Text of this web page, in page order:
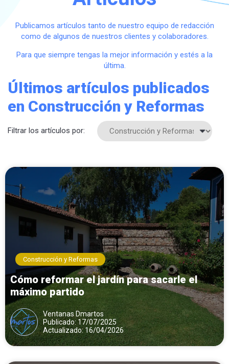
Publicamos artículos tanto de nuestro equipo de redacción
como de algunos de nuestros clientes y colaboradores.
Para que siempre tengas la mejor información y estés a la
última.
Últimos artículos publicados
en Construcción y Reformas
Filtrar los artículos por:
Construcción y Reformas
Cómo reformar el jardín para sacarle el
máximo partido
Ventanas Dmartos
Publicado: 17/07/2025
Actualizado: 16/04/2026